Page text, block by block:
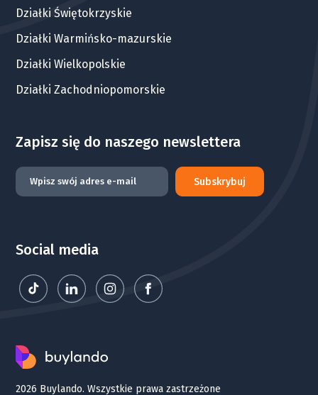
Działki Świętokrzyskie
Działki Warmińsko-mazurskie
Działki Wielkopolskie
Działki Zachodniopomorskie
Zapisz się do naszego newslettera
Subskrybuj
Social media
2026 Buylando. Wszystkie prawa zastrzeżone